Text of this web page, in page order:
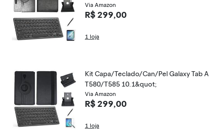
Via Amazon
R$ 299,00
1 loja
Kit Capa/Teclado/Can/Pel Galaxy Tab A
T580/T585 10.1&quot;
Via Amazon
R$ 299,00
1 loja